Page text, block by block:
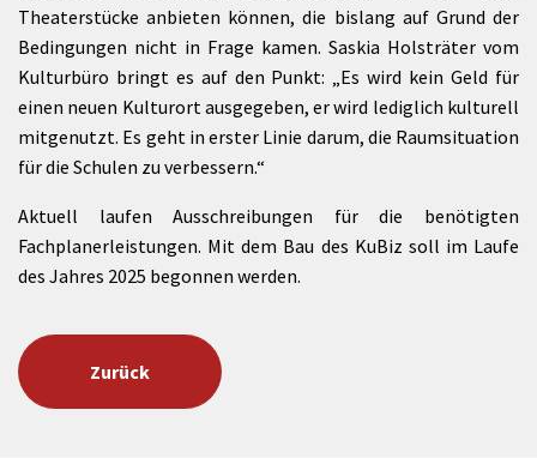
Theaterstücke anbieten können, die bislang auf Grund der
Bedingungen nicht in Frage kamen. Saskia Holsträter vom
Kulturbüro bringt es auf den Punkt: „Es wird kein Geld für
einen neuen Kulturort ausgegeben, er wird lediglich kulturell
mitgenutzt. Es geht in erster Linie darum, die Raumsituation
für die Schulen zu verbessern.“
Aktuell laufen Ausschreibungen für die benötigten
Fachplanerleistungen. Mit dem Bau des KuBiz soll im Laufe
des Jahres 2025 begonnen werden.
Zurück